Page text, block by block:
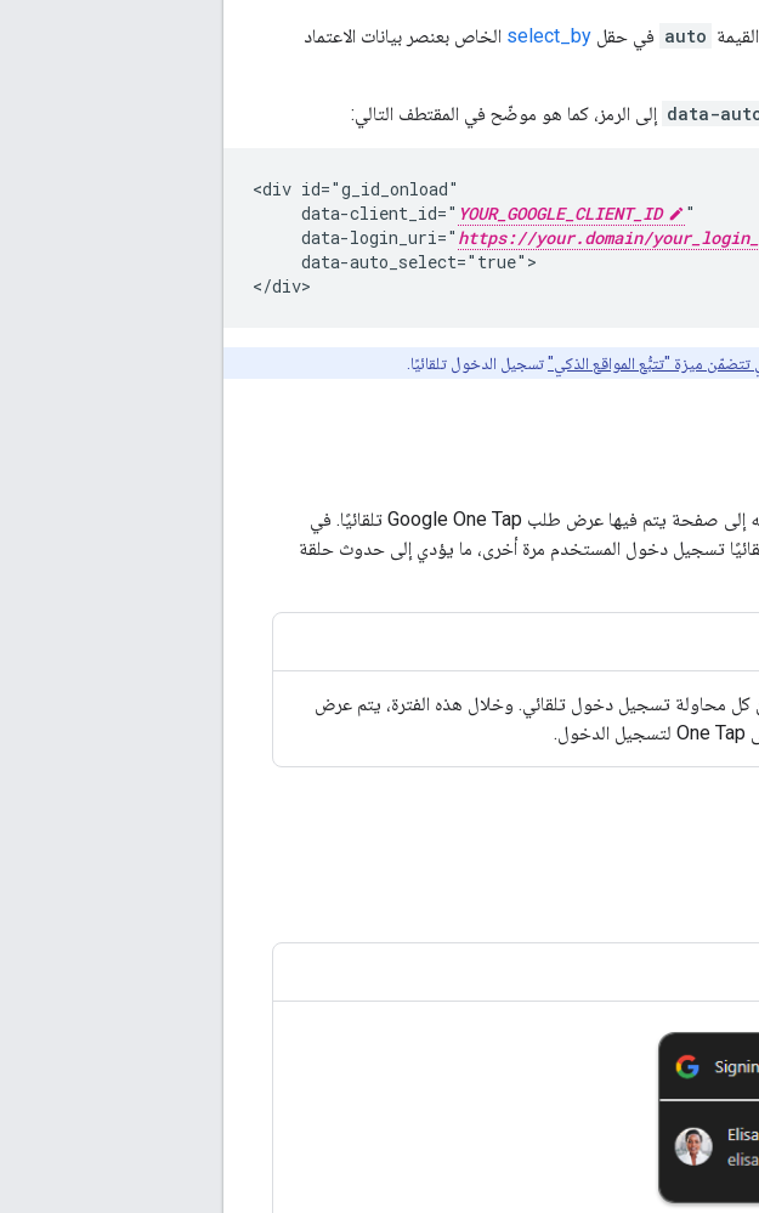
auto في حقل select_by الخاص بعنصر بيانات الاعتماد
data- إلى الرمز، كما هو موضّح في المقتطف التالي:
<div id="g_id_onload"
     data-client_id="
YOUR_GOOGLE_CLIENT_ID
"
     data-login_uri="
https://your.domain/
     data-auto_select="true">
تسجيل الدخول تلقائيًا.
عندما يسجّل المستخدم الخروج من موقعك الإلكتروني، يمكن توجيهه إلى صفحة يتم فيها عرض طلب Google One Tap تلقائيًا. في
تسجيل دخول المستخدم مرة أخرى، ما يؤدي إلى حدوث حلقة
هناك فترة هدوء مدتها 10 دقائق بين كل محاولة تسجيل دخول تلقائي. وخلال هذه الفترة، يتم عرض